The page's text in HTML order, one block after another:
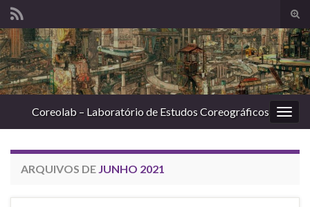
de
Search for:
Coreolab – Laboratório de Estudos Coreográficos
ARQUIVOS DE JUNHO 2021